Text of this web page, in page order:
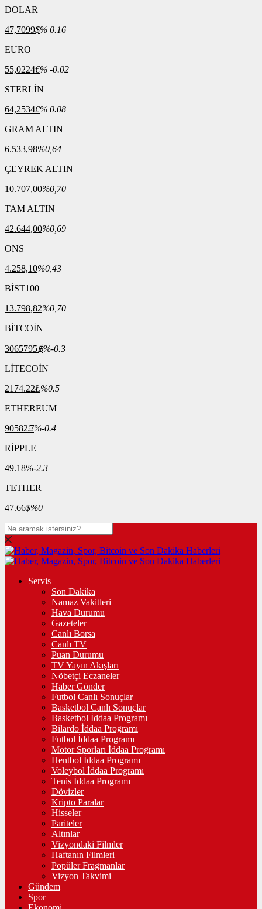
DOLAR
47,7099$% 0.16
EURO
55,0224€% -0.02
STERLİN
64,2534£% 0.08
GRAM ALTIN
6.533,98%0,64
ÇEYREK ALTIN
10.707,00%0,70
TAM ALTIN
42.644,00%0,69
ONS
4.258,10%0,43
BİST100
13.798,82%0,70
BİTCOİN
3065795฿%-0.3
LİTECOİN
2174.22Ł%0.5
ETHEREUM
90582Ξ%-0.4
RİPPLE
49.18%-2.3
TETHER
47.66$%0
Servis
Son Dakika
Namaz Vakitleri
Hava Durumu
Gazeteler
Canlı Borsa
Canlı TV
Puan Durumu
TV Yayın Akışları
Nöbetçi Eczaneler
Haber Gönder
Futbol Canlı Sonuçlar
Basketbol Canlı Sonuçlar
Basketbol İddaa Programı
Bilardo İddaa Programı
Futbol İddaa Programı
Motor Sporları İddaa Programı
Hentbol İddaa Programı
Voleybol İddaa Programı
Tenis İddaa Programı
Dövizler
Kripto Paralar
Hisseler
Pariteler
Altınlar
Vizyondaki Filmler
Haftanın Filmleri
Popüler Fragmanlar
Vizyon Takvimi
Gündem
Spor